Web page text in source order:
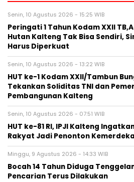
Senin, 10 Agustus 2026 - 15:25 WIB
Peringati 1 Tahun Kodam XXII
Hutan Kalteng Tak Bisa Sendiri,
Harus Diperkuat
Senin, 10 Agustus 2026 - 13:22 WIB
HUT ke-1 Kodam XXII/Tambun
Tekankan Soliditas TNI dan
Pembangunan Kalteng
Senin, 10 Agustus 2026 - 07:51 WIB
HUT ke-81 RI, IPJI Kalteng
Rakyat Jadi Penonton
Minggu, 9 Agustus 2026 - 14:33 WIB
Bocah 14 Tahun Diduga
Pencarian Terus Dilakukan